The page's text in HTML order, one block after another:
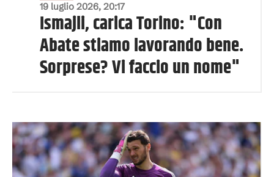
19 luglio 2026, 20:17
Ismajli, carica Torino: "Con
Abate stiamo lavorando bene.
Sorprese? Vi faccio un nome"